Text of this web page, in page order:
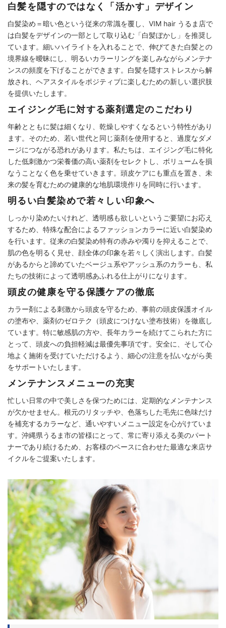
白髪を隠すのではなく「活かす」デザイン
白髪染め＝暗い色という従来の常識を覆し、VIM hair うるま店で
は白髪をデザインの一部として取り込む「白髪ぼかし」を推奨し
ています。細いハイライトを入れることで、伸びてきた白髪との
境界線を曖昧にし、明るいカラーリングを楽しみながらメンテナ
ンスの頻度を下げることができます。白髪を隠すストレスから解
放され、ヘアスタイルをポジティブに楽しむための新しい選択肢
を提供いたします。
エイジング毛に対する薬剤選定のこだわり
年齢とともに髪は細くなり、乾燥しやすくなるという特性があり
ます。そのため、若い世代と同じ薬剤を使用すると、過度なダメ
ージにつながる恐れがあります。私たちは、エイジング毛に特化
した低刺激かつ栄養価の高い薬剤をセレクトし、ボリュームを損
なうことなく色を乗せていきます。頭皮ケアにも重点を置き、未
来の髪を育むための健康的な地肌環境作りを同時に行います。
明るい白髪染めで若々しい印象へ
しっかり染めたいけれど、透明感も欲しいというご要望にお応え
するため、特殊な配合によるファッションカラーに近い白髪染め
を行います。従来の白髪染め特有の赤みや濁りを抑えることで、
肌の色を明るく見せ、顔全体の印象を若々しく演出します。白髪
があるからと諦めていたベージュ系やアッシュ系のカラーも、私
たちの技術によって透明感あふれる仕上がりになります。
頭皮の健康を守る保護ケアの徹底
カラー剤による刺激から頭皮を守るため、事前の頭皮保護オイル
の塗布や、薬剤のゼロテク（頭皮につけない塗布技術）を徹底し
ています。特に敏感肌の方や、長年カラーを続けてこられた方に
とって、頭皮への負担軽減は最優先事項です。安全に、そして心
地よく施術を受けていただけるよう、細心の注意を払いながら美
をサポートいたします。
メンテナンスメニューの充実
忙しい日常の中で美しさを保つためには、定期的なメンテナンス
が欠かせません。根元のリタッチや、色落ちした毛先に色味だけ
を補充するカラーなど、通いやすいメニュー設定を心がけていま
す。沖縄県うるま市の皆様にとって、常に寄り添える美のパート
ナーであり続けるため、お客様のペースに合わせた最適な来店サ
イクルをご提案いたします。